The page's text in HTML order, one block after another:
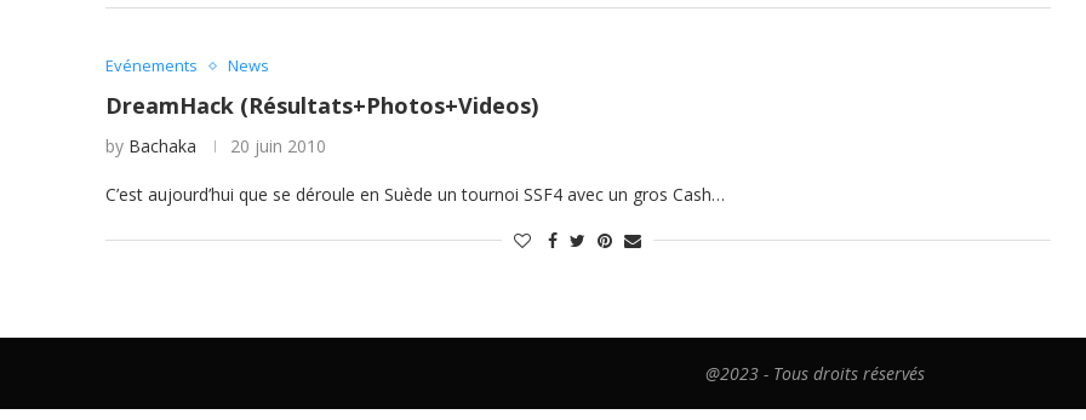
Evénements News
DreamHack (Résultats+Photos+Videos)
by Bachaka 20 juin 2010
C’est aujourd’hui que se déroule en Suède un tournoi SSF4 avec un gros Cash…
@2023 - Tous droits réservés